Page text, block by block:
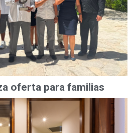
oferta para familias